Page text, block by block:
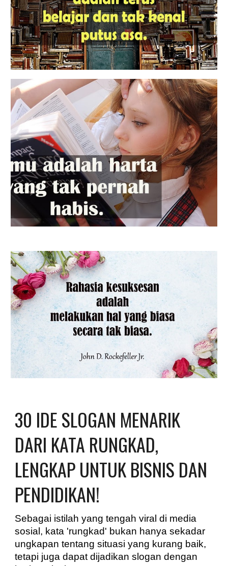
30 IDE SLOGAN MENARIK
DARI KATA RUNGKAD,
LENGKAP UNTUK BISNIS DAN
PENDIDIKAN!
Sebagai istilah yang tengah viral di media
sosial, kata 'rungkad' bukan hanya sekadar
ungkapan tentang situasi yang kurang baik,
tetapi juga dapat dijadikan slogan dengan